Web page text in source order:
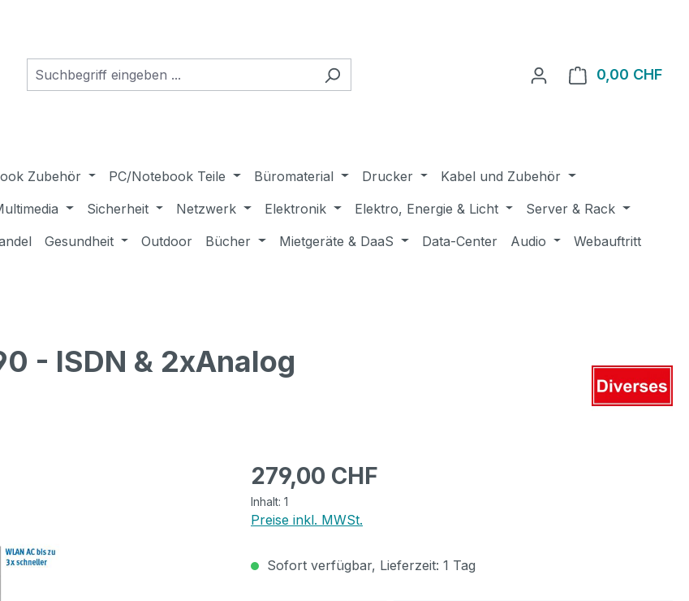
0,00 CHF
Zubehör PC/Notebook Teile Büromaterial Drucker
Kabel und Zubehör
Sicherheit Netzwerk Elektronik Elektro, Energie & Licht
Server & Rack
Gesundheit Outdoor Bücher Mietgeräte & DaaS Data-Center Audio
Webauftritt
- ISDN & 2xAnalog
Regulärer Preis:
279,00 CHF
Inhalt: 1
Preise inkl. MWSt.
Sofort verfügbar, Lieferzeit: 1 Tag